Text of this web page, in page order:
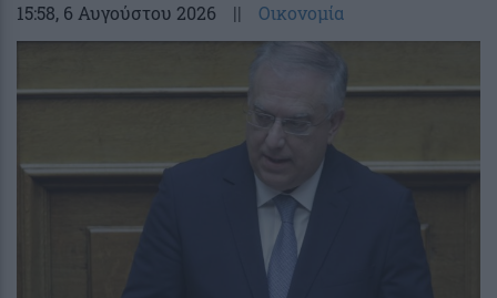
15:58, 6 Αυγούστου 2026 || Οικονομία